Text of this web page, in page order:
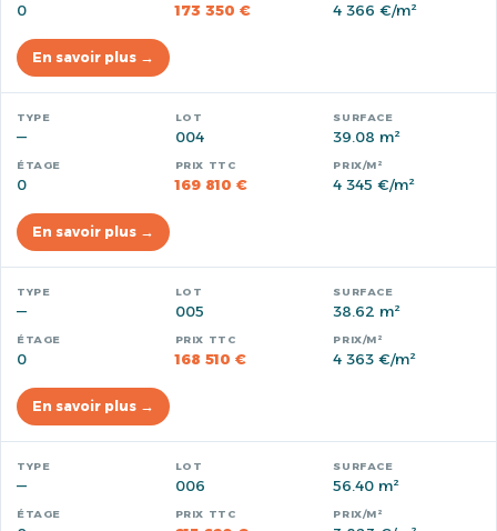
0 173 350 € 4 366 €/m²
En savoir plus →
— 004 39.08 m²
0 169 810 € 4 345 €/m²
En savoir plus →
— 005 38.62 m²
0 168 510 € 4 363 €/m²
En savoir plus →
— 006 56.40 m²